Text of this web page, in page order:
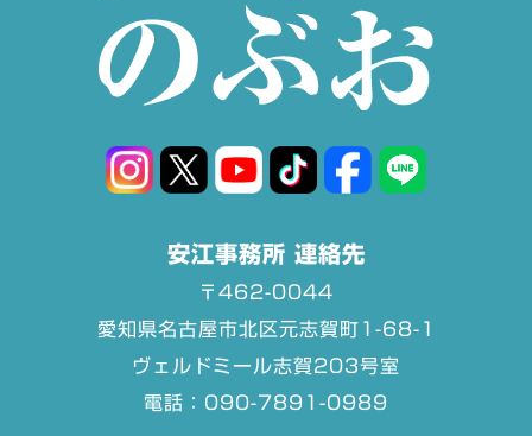
安江事務所 連絡先
〒462-0044
愛知県名古屋市北区元志賀町1-68-1
ヴェルドミール志賀203号室
電話：090-7891-0989